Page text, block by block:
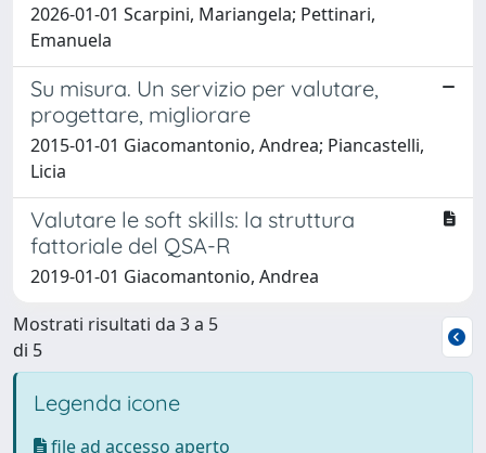
2026-01-01 Scarpini, Mariangela; Pettinari,
Emanuela
Su misura. Un servizio per valutare,
progettare, migliorare
2015-01-01 Giacomantonio, Andrea; Piancastelli,
Licia
Valutare le soft skills: la struttura
fattoriale del QSA-R
2019-01-01 Giacomantonio, Andrea
Mostrati risultati da 3 a 5
di 5
Legenda icone
file ad accesso aperto